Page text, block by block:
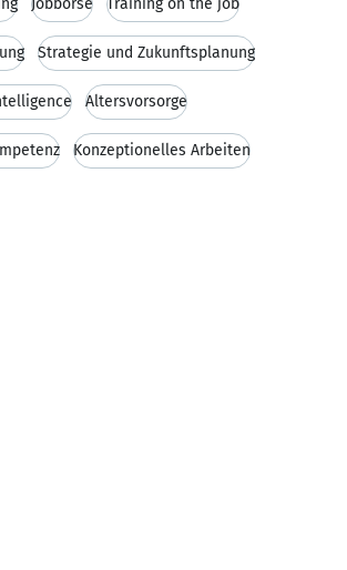
Jobbörse Training on the job
Strategie und Zukunftsplanung
Altersvorsorge
Konzeptionelles Arbeiten